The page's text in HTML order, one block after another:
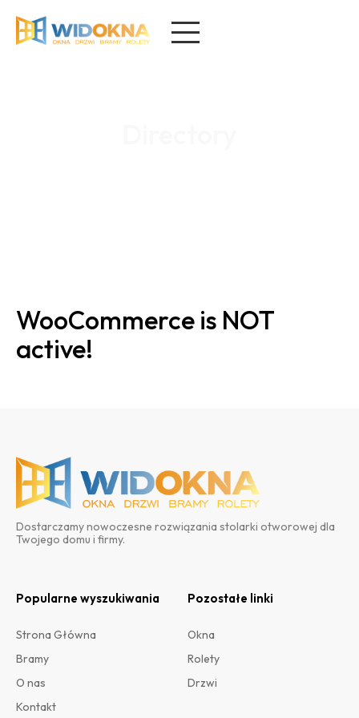
WooCommerce is NOT
active!
Dostarczamy nowoczesne rozwiązania stolarki otworowej dla
Twojego domu i firmy.
Popularne wyszukiwania
Strona Główna
Bramy
O nas
Kontakt
Pozostałe linki
Okna
Rolety
Drzwi